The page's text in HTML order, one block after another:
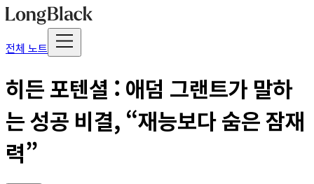
전체 노트
히든 포텐셜 : 애덤 그랜트가 말하
는 성공 비결, “재능보다 숨은 잠재
력”